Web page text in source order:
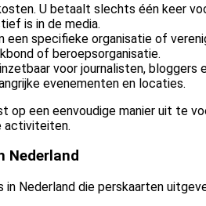
U betaalt slechts één keer
is in de media.
een specifieke organisatie of
of beroepsorganisatie.
voor journalisten,
evenementen en locaties.
een eenvoudige manier uit te
activiteiten.
Nederland
Nederland die perskaarten